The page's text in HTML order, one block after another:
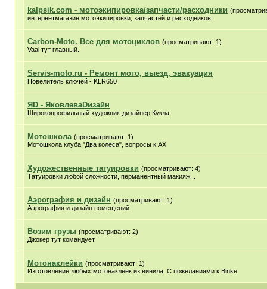
kalpsik.com - мотоэкипировка/запчасти/расходники
интернетмагазин мотоэкипировки, запчастей и расходников.
Carbon-Moto. Все для мотоциклов (просматривают: 1)
Vaal тут главный.
Servis-moto.ru - Ремонт мото, выезд, эвакуация
Повелитель ключей - KLR650
ЯD - ЯковлеваDизайн
Широкопрофильный художник-дизайнер Кукла
Мотошкола (просматривают: 1)
Мотошкола клуба "Два колеса", вопросы к АХ
Художественные татуировки (просматривают: 4)
Татуировки любой сложности, перманентный макияж...
Аэрография и дизайн (просматривают: 1)
Аэрография и дизайн помещений
Возим грузы (просматривают: 2)
Джокер тут командует
Мотонаклейки (просматривают: 1)
Изготовление любых мотонаклеек из винила. С пожеланиями к Binke